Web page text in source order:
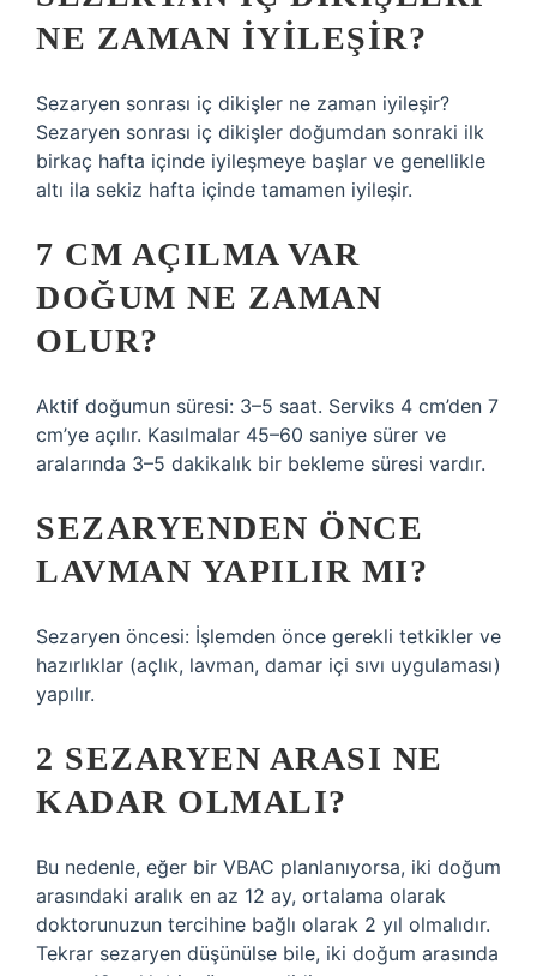
NE ZAMAN IYILEŞIR?
Sezaryen sonrası iç dikişler ne zaman iyileşir?
Sezaryen sonrası iç dikişler doğumdan sonraki ilk
birkaç hafta içinde iyileşmeye başlar ve genellikle
altı ila sekiz hafta içinde tamamen iyileşir.
7 CM AÇILMA VAR
DOĞUM NE ZAMAN
OLUR?
Aktif doğumun süresi: 3–5 saat. Serviks 4 cm’den 7
cm’ye açılır. Kasılmalar 45–60 saniye sürer ve
aralarında 3–5 dakikalık bir bekleme süresi vardır.
SEZARYENDEN ÖNCE
LAVMAN YAPILIR MI?
Sezaryen öncesi: İşlemden önce gerekli tetkikler ve
hazırlıklar (açlık, lavman, damar içi sıvı uygulaması)
yapılır.
2 SEZARYEN ARASI NE
KADAR OLMALI?
Bu nedenle, eğer bir VBAC planlanıyorsa, iki doğum
arasındaki aralık en az 12 ay, ortalama olarak
doktorunuzun tercihine bağlı olarak 2 yıl olmalıdır.
Tekrar sezaryen düşünülse bile, iki doğum arasında